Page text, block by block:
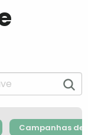
Campanhas de